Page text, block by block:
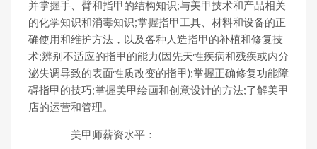
并掌握手、臂和指甲的结构知识;与美甲技术和产品相关
的化学知识和消毒知识;掌握指甲工具、材料和设备的正
确使用和维护方法，以及各种人造指甲的补植和修复技
术;辨别不适应的指甲的能力(因先天性疾病和残疾或内分
泌失调导致的表面性质改变的指甲);掌握正确修复功能障
碍指甲的技巧;掌握美甲绘画和创意设计的方法;了解美甲
店的运营和管理。
美甲师薪资水平：